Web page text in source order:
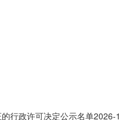
行政许可决定公示名单2026-